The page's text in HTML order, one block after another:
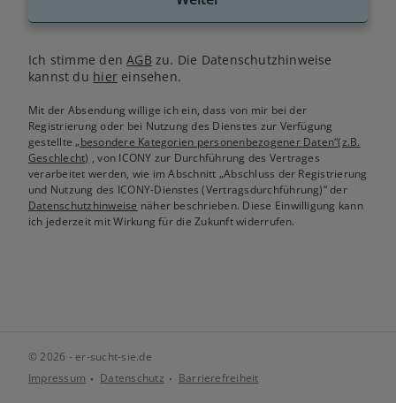
Ich stimme denAGB zu. Die Datenschutzhinweise
kannst du hiereinsehen.
Mit der Absendung willige ich ein, dass von mir bei der
Registrierung oder bei Nutzung des Dienstes zur Verfügung
gestellte„besondere Kategorien personenbezogener Daten“(z.B.
Geschlecht) , von ICONY zur Durchführung des Vertrages
verarbeitet werden, wie im Abschnitt „Abschluss der Registrierung
und Nutzung des ICONY-Dienstes (Vertragsdurchführung)“ der
Datenschutzhinweise näher beschrieben. Diese Einwilligung kann
ich jederzeit mit Wirkung für die Zukunft widerrufen.
© 2026 - er-sucht-sie.de
Impressum
Datenschutz Barrierefreiheit